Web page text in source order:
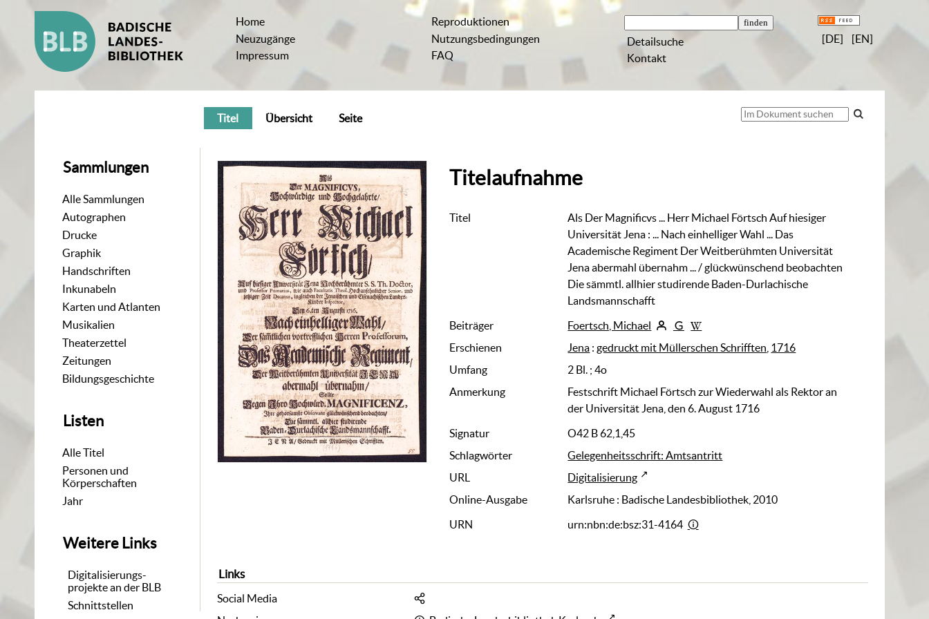
Home
Neuzugänge
Impressum
Reproduktionen
Nutzungsbedingungen
FAQ
Detailsuche
Kontakt
[DE] [EN]
Sammlungen
Alle Sammlungen
Autographen
Drucke
Graphik
Handschriften
Inkunabeln
Karten und Atlanten
Musikalien
Theaterzettel
Zeitungen
Bildungsgeschichte
Listen
Alle Titel
Personen und
Körperschaften
Jahr
Weitere Links
Digitalisierungs-
projekte an der BLB
Schnittstellen
Titel Übersicht Seite
Titelaufnahme
Titel
Als Der Magnificvs ... Herr Michael Förtsch Auf hiesiger
Universität Jena :... Nach einhelliger Wahl ... Das
Academische Regiment Der Weitberühmten Universität
Jena abermahl übernahm .../ glückwünschend beobachten
Die sämmtl. allhier studirende Baden-Durlachische
Landsmannschafft
Beiträger
Foertsch, Michael
Erschienen
Jena :gedruckt mit Müllerschen Schrifften 1716
Umfang
2 Bl. ; 4o
Anmerkung
Festschrift Michael Förtsch zur Wiederwahl als Rektor an
der Universität Jena, den 6. August 1716
Signatur
O42 B 62,1,45
Schlagwörter
Gelegenheitsschrift: Amtsantritt
URL
Digitalisierung
Online-Ausgabe
Karlsruhe : Badische Landesbibliothek, 2010
URN
urn:nbn:de:bsz:31-4164
Links
Social Media